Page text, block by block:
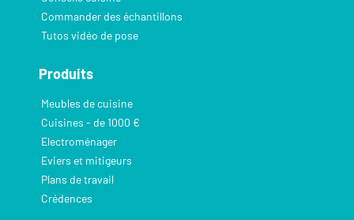
Commander des échantillons
Tutos vidéo de pose
Produits
Meubles de cuisine
Cuisines - de 1000 €
Electroménager
Eviers et mitigeurs
Plans de travail
Crédences